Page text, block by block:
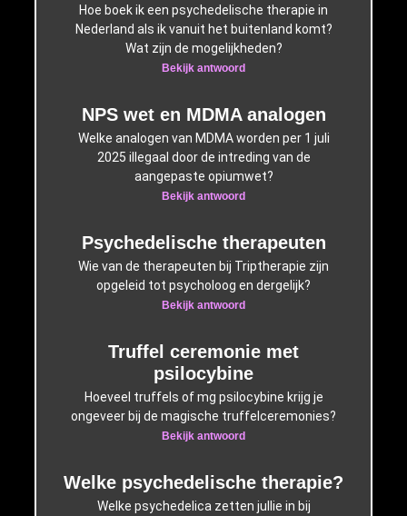
Hoe boek ik een psychedelische therapie in
Nederland als ik vanuit het buitenland komt?
Wat zijn de mogelijkheden?
Bekijk antwoord
NPS wet en MDMA analogen
Welke analogen van MDMA worden per 1 juli
2025 illegaal door de intreding van de
aangepaste opiumwet?
Bekijk antwoord
Psychedelische therapeuten
Wie van de therapeuten bij Triptherapie zijn
opgeleid tot psycholoog en dergelijk?
Bekijk antwoord
Truffel ceremonie met
psilocybine
Hoeveel truffels of mg psilocybine krijg je
ongeveer bij de magische truffelceremonies?
Bekijk antwoord
Welke psychedelische therapie?
Welke psychedelica zetten jullie in bij